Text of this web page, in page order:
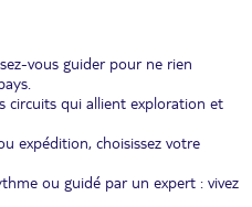
vous guider pour ne rien
circuits qui allient exploration et
expédition, choisissez votre
ou guidé par un expert : vivez